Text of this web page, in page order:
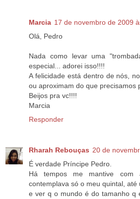
Marcia 17 de novembro de 2009
Olá, Pedro
Nada como levar uma
especial... adorei isso!!!!
A felicidade está dentro de nós,
ou aproximam do que precisamos
Beijos pra vc!!!!
Marcia
Responder
Rharah Rebouças 20 de
É verdade Príncipe Pedro.
Há tempos me mantive com
contemplava só o meu quintal,
e ver q o mundo é do tamanho q